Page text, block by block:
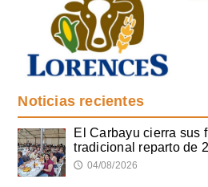
Noticias recientes
El Carbayu cierra sus
tradicional reparto de
🕔 04/08/2026